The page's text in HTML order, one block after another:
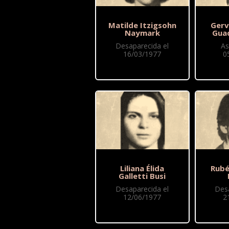
Matilde Itzigsohn
Naymark
Desaparecida el
16/03/1977
Liliana Élida
Galletti Busi
Desaparecida el
12/06/1977